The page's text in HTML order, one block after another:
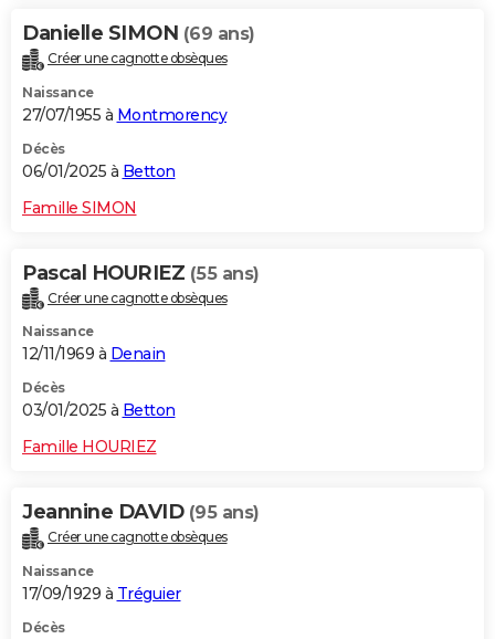
Danielle SIMON (69 ans)
Créer une cagnotte obsèques
Naissance
27/07/1955 à Montmorency
Décès
06/01/2025 à Betton
Famille SIMON
Pascal HOURIEZ (55 ans)
Créer une cagnotte obsèques
Naissance
12/11/1969 à Denain
Décès
03/01/2025 à Betton
Famille HOURIEZ
Jeannine DAVID (95 ans)
Créer une cagnotte obsèques
Naissance
17/09/1929 à Tréguier
Décès